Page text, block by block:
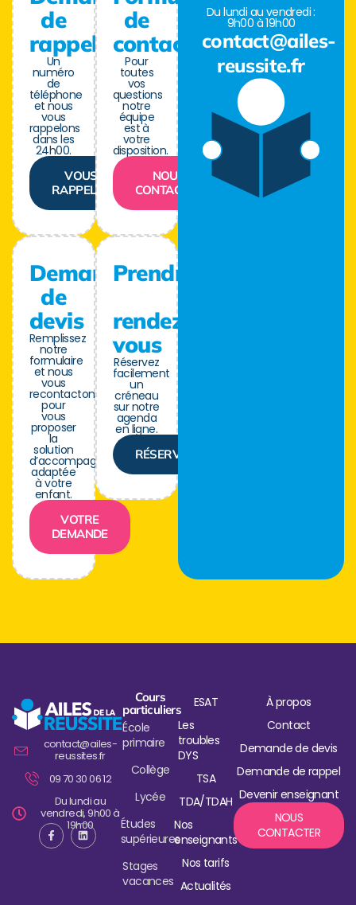
de
rappel
Un
numéro
de
téléphone
et nous
vous
rappelons
dans les
24h00.
VOUS
RAPPELER
Demande
de
devis
Remplissez
notre
formulaire
et nous
vous
recontactons
pour
vous
proposer
la
solution
d’accompagnement
adaptée
à votre
enfant.
VOTRE
DEMANDE
de
contact
Pour
toutes
vos
questions
notre
équipe
est à
votre
disposition.
NOUS
CONTACTER
Prendre
rendez-
vous
Réservez
facilement
un
créneau
sur notre
agenda
en ligne.
RÉSERVER
Du lundi au vendredi :
9h00 à 19h00
contact@ailes-
reussite.fr
contact@ailes-
reussites.fr
09 70 30 06 12
Du lundi au
vendredi, 9h00 à
19h00
Cours
particuliers
École
primaire
Collège
Lycée
Études
supérieures
Stages
vacances
ESAT
Les
troubles
DYS
TSA
TDA/TDAH
Nos
enseignants
Nos tarifs
Actualités
À propos
Contact
Demande de devis
Demande de rappel
Devenir enseignant
NOUS
CONTACTER